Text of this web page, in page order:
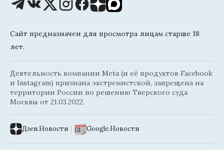
Сайт предназначен для просмотра лицам старше 18
лет.
Деятельность компании Meta (и её продуктов Facebook
и Instagram) признана экстремистской, запрещена на
территории России по решению Тверского суда
Москвы от 21.03.2022.
Дзен.Новости | Google.Новости